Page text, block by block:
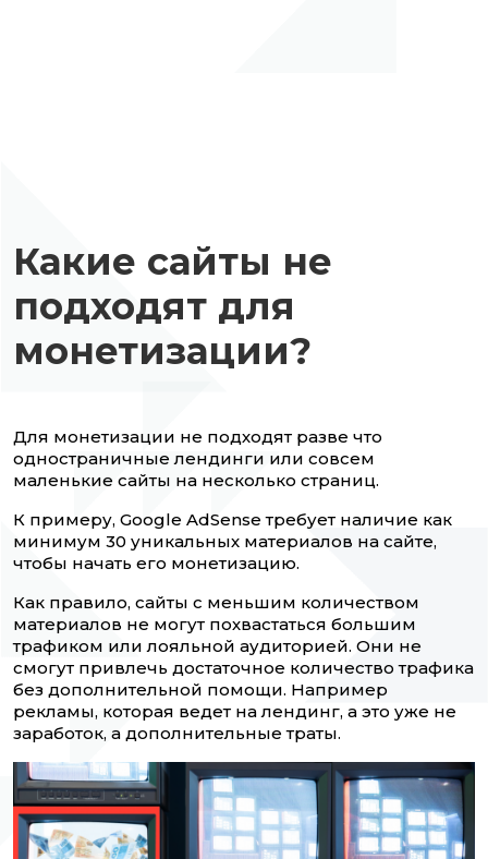
Какие сайты не
подходят для
монетизации?
Для монетизации не подходят разве что
одностраничные лендинги или совсем
маленькие сайты на несколько страниц.
К примеру, Google AdSense требует наличие как
минимум 30 уникальных материалов на сайте,
чтобы начать его монетизацию.
Как правило, сайты с меньшим количеством
материалов не могут похвастаться большим
трафиком или лояльной аудиторией. Они не
смогут привлечь достаточное количество трафика
без дополнительной помощи. Например
рекламы, которая ведет на лендинг, а это уже не
заработок, а дополнительные траты.